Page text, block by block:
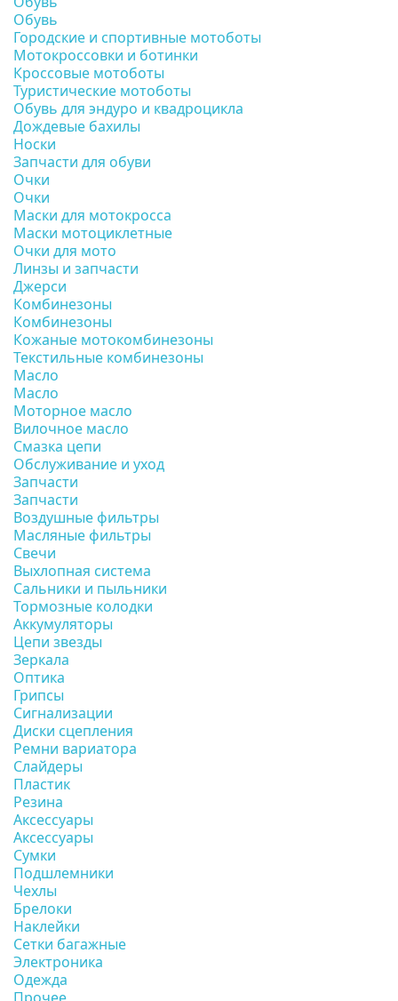
Обувь
Городские и спортивные мотоботы
Мотокроссовки и ботинки
Кроссовые мотоботы
Туристические мотоботы
Обувь для эндуро и квадроцикла
Дождевые бахилы
Носки
Запчасти для обуви
Очки
Очки
Маски для мотокросса
Маски мотоциклетные
Очки для мото
Линзы и запчасти
Джерси
Комбинезоны
Комбинезоны
Кожаные мотокомбинезоны
Текстильные комбинезоны
Масло
Масло
Моторное масло
Вилочное масло
Смазка цепи
Обслуживание и уход
Запчасти
Запчасти
Воздушные фильтры
Масляные фильтры
Свечи
Выхлопная система
Сальники и пыльники
Тормозные колодки
Аккумуляторы
Цепи звезды
Зеркала
Оптика
Грипсы
Сигнализации
Диски сцепления
Ремни вариатора
Слайдеры
Пластик
Резина
Аксессуары
Аксессуары
Сумки
Подшлемники
Чехлы
Брелоки
Наклейки
Сетки багажные
Электроника
Одежда